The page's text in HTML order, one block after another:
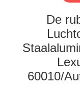
NEEM
De
60010/